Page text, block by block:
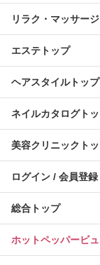
リラク・マッサー
エステトップ
ヘアスタイルトップ
ネイルカタログト
美容クリニックト
ログイン / 会員登録
総合トップ
ホットペッパービ